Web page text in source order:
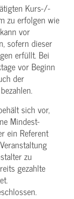
Kurs-/­
zu erfolgen wie
vor
sofern dieser
erfüllt. Bei
vor Beginn
der
sich vor,
Mindest­
ein Referent
zu
gezahlte